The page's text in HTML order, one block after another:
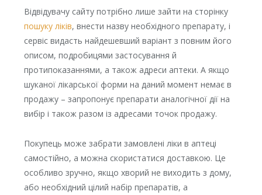
Відвідувачу сайту потрібно лише зайти на сторінку
пошуку ліків, внести назву необхідного препарату, і
сервіс видасть найдешевший варіант з повним його
описом, подробицями застосування й
протипоказаннями, а також адреси аптеки. А якщо
шуканої лікарської форми на даний момент немає в
продажу – запропонує препарати аналогічної дії на
вибір і також разом із адресами точок продажу.
Покупець може забрати замовлені ліки в аптеці
самостійно, а можна скористатися доставкою. Це
особливо зручно, якщо хворий не виходить з дому,
або необхідний цілий набір препаратів, а